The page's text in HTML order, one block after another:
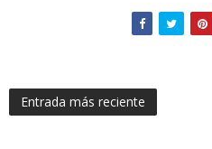
Entrada más reciente